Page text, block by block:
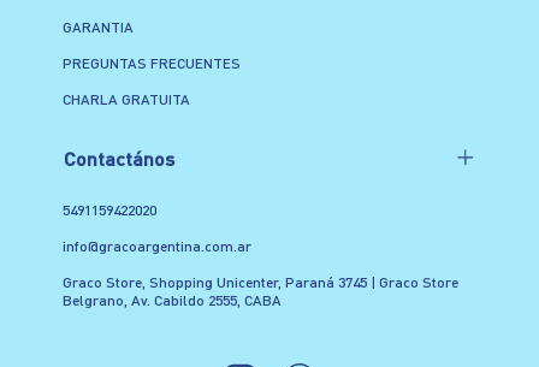
GARANTIA
PREGUNTAS FRECUENTES
CHARLA GRATUITA
Contactános
5491159422020
info@gracoargentina.com.ar
Graco Store, Shopping Unicenter, Paraná 3745 | Graco Store
Belgrano, Av. Cabildo 2555, CABA